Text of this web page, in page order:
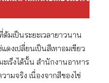
มเป็นระยะเวลายาวนาน
ดงเปลี่ยนเป็นสีเทาอมเขียว
ะเร็งได้นั้น สำนักงานอาหาร
ามจริง เนื่องจากสีของไข่